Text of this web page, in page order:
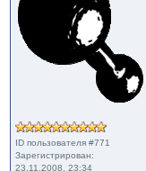
ID пользователя #771
Зарегистрирован:
23.11.2008, 23:34